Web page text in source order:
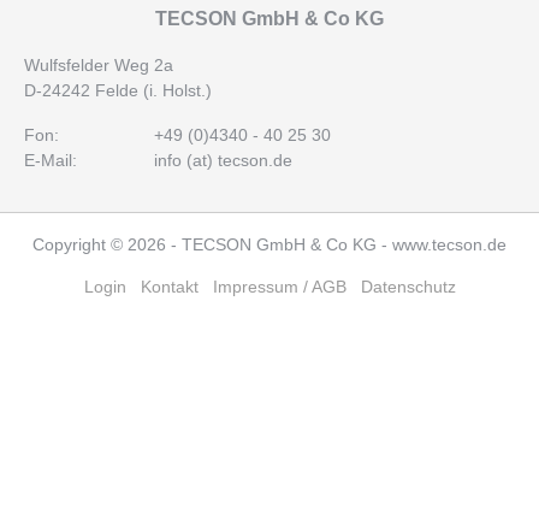
TECSON GmbH & Co KG
Wulfsfelder Weg 2a
D-24242 Felde (i. Holst.)
Fon:
+49 (0)4340 - 40 25 30
E-Mail:
info (at) tecson.de
Copyright © 2026 - TECSON GmbH & Co KG - www.tecson.de
Navigation
Login Kontakt Impressum / AGB Datenschutz